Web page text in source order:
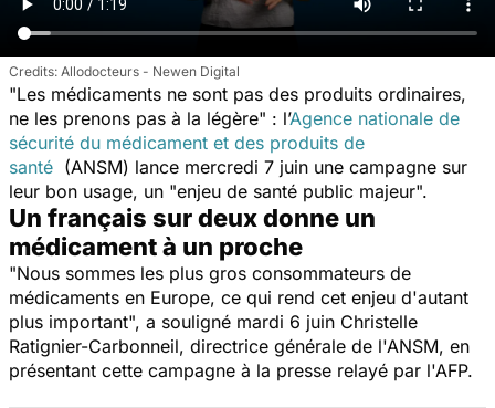
Allodocteurs - Newen Digital
"Les médicaments ne sont pas des produits ordinaires,
ne les prenons pas à la légère" : l’Agence nationale de
sécurité du médicament et des produits de
santé (ANSM) lance mercredi 7 juin une campagne sur
leur bon usage, un "enjeu de santé public majeur".
Un français sur deux donne un
médicament à un proche
"Nous sommes les plus gros consommateurs de
médicaments en Europe, ce qui rend cet enjeu d'autant
plus important", a souligné mardi 6 juin Christelle
Ratignier-Carbonneil, directrice générale de l'ANSM, en
présentant cette campagne à la presse relayé par l'AFP.